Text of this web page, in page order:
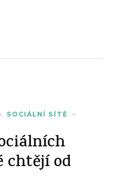
SOCIÁLNÍ SÍTĚ
chtějí od